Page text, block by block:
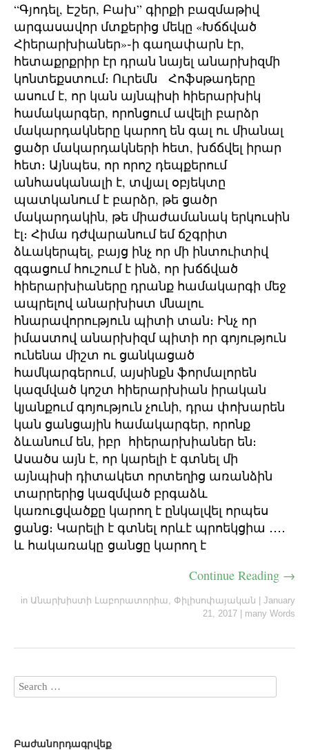
“Գյոդել, Էշեր, Բախ” գիրքի բազմաթիվ
արգասավոր մտքերից մեկը «Խճճված
Հիերարխիաներ»֊ի գաղափարն էր,
հետաքրքրիր էր դրան նայել անարխիզմի
կոնտեքստում։ Ուրեմն Հոֆսթադերը
ասում է, որ կան այնպիսի հիերարխիկ
համակարգեր, որոնցում ավելի բարձր
մակարդակները կարող են գալ ու միանալ
ցածր մակարդակների հետ, խճճվել իրար
հետ։ Այնպես, որ որոշ դեպքերում
անհասկանալի է, տվյալ օբյեկտը
պատկանում է բարձր, թե ցածր
մակարդակին, թե միաժամանակ երկուսին
էլ։ Հիմա դժվարանում եմ ճշգրիտ
ձևակերպել, բայց ինչ որ մի ինտուիտիվ
զգացում հուշում է ինձ, որ խճճված
հիերարխիաները դրանք համակարգի մեջ
ապրելով անարխիստ մնալու
հնարավորություն պիտի տան։ Ինչ որ
իմաստով անարխիզմ պիտի որ գոյություն
ունենա միշտ ու ցանկացած
համկարգերում, այսինքն ֆորմալորեն
կազմված կոշտ հիերարխիան իրական
կյանքում գոյություն չունի, դրա փոխարեն
կան ցանցային համակարգեր, որոնք
ձևանում են, իբր հիերարխիաներ են։
Ասածս այն է, որ կարելի է գտնել մի
այնպիսի դիտակետ որտեղից առանձին
տարրերից կազմված բրգաձև
կառուցվածքը կարող է ընկալվել որպես
ցանց։ Կարելի է գտնել որևէ պրոեկցիա ․․․․
և հակառակը ցանցը կարող է
Continue Reading →
in Անարխիստի Լաբորատորիա, Փիլիսոփայական
January
21, 2017
many Words
Բաժանորդագրվեք